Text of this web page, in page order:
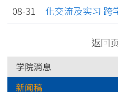
08-31
化交流及实习 跨
返回
学院消息
新闻稿